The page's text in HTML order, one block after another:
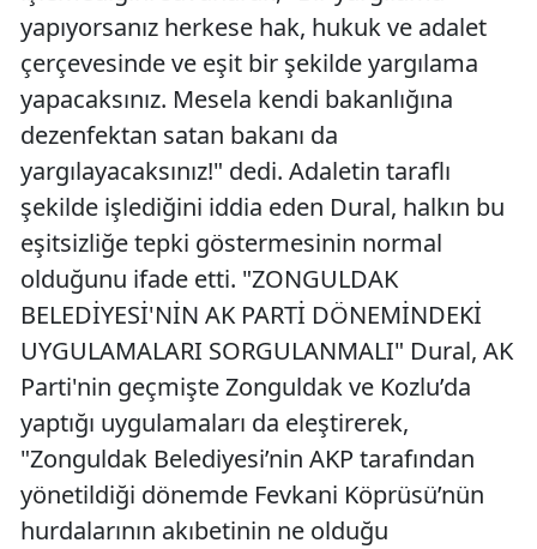
yapıyorsanız herkese hak, hukuk ve adalet
çerçevesinde ve eşit bir şekilde yargılama
yapacaksınız. Mesela kendi bakanlığına
dezenfektan satan bakanı da
yargılayacaksınız!" dedi. Adaletin taraflı
şekilde işlediğini iddia eden Dural, halkın bu
eşitsizliğe tepki göstermesinin normal
olduğunu ifade etti. "ZONGULDAK
BELEDİYESİ'NİN AK PARTİ DÖNEMİNDEKİ
UYGULAMALARI SORGULANMALI" Dural, AK
Parti'nin geçmişte Zonguldak ve Kozlu’da
yaptığı uygulamaları da eleştirerek,
"Zonguldak Belediyesi’nin AKP tarafından
yönetildiği dönemde Fevkani Köprüsü’nün
hurdalarının akıbetinin ne olduğu